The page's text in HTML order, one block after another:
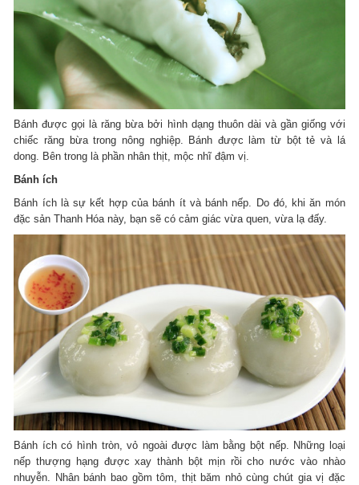
Bánh được gọi là răng bừa bởi hình dạng thuôn dài và gần giống với
chiếc răng bừa trong nông nghiệp. Bánh được làm từ bột tẻ và lá
dong. Bên trong là phần nhân thịt, mộc nhĩ đậm vị.
Bánh ích
Bánh ích là sự kết hợp của bánh ít và bánh nếp. Do đó, khi ăn món
đặc sản Thanh Hóa này, bạn sẽ có cảm giác vừa quen, vừa lạ đấy.
Bánh ích có hình tròn, vỏ ngoài được làm bằng bột nếp. Những loại
nếp thượng hạng được xay thành bột mịn rồi cho nước vào nhào
nhuyễn. Nhân bánh bao gồm tôm, thịt băm nhỏ cùng chút gia vị đặc